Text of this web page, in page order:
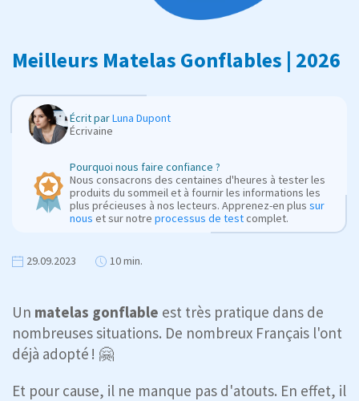
Meilleurs Matelas Gonflables | 2026
Écrit parLuna Dupont
Écrivaine
Pourquoi nous faire confiance ?
Nous consacrons des centaines d'heures à tester les
produits du sommeil et à fournir les informations les
plus précieuses à nos lecteurs. Apprenez-en plus sur
nous et sur notre processus de testcomplet.
29.09.2023 10 min.
Un matelas gonflable est très pratique dans de
nombreuses situations. De nombreux Français l'ont
déjà adopté ! 🤗
Et pour cause, il ne manque pas d'atouts. En effet, il